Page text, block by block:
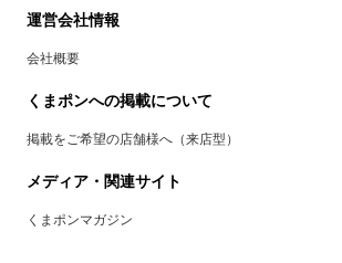
運営会社情報
会社概要
くまポンへの掲載について
掲載をご希望の店舗様へ（来店型）
メディア・関連サイト
くまポンマガジン